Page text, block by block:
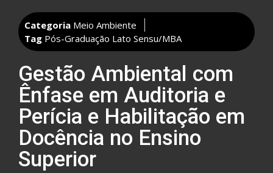
Categoria Meio Ambiente
Tag Pós-Graduação Lato Sensu/MBA
Gestão Ambiental com
Ênfase em Auditoria e
Perícia e Habilitação em
Docência no Ensino
Superior